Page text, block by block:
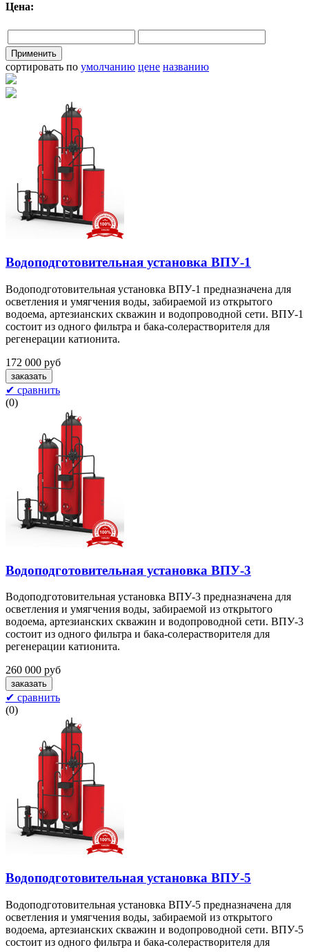
Цена:
сортировать по умолчанию цене названию
Водоподготовительная установка ВПУ-1
Водоподготовительная установка ВПУ-1 предназначена для
осветления и умягчения воды, забираемой из открытого
водоема, артезианских скважин и водопроводной сети. ВПУ-1
состоит из одного фильтра и бака-солерастворителя для
регенерации катионита.
172 000 руб
✔ сравнить
(0)
Водоподготовительная установка ВПУ-3
Водоподготовительная установка ВПУ-3 предназначена для
осветления и умягчения воды, забираемой из открытого
водоема, артезианских скважин и водопроводной сети. ВПУ-3
состоит из одного фильтра и бака-солерастворителя для
регенерации катионита.
260 000 руб
✔ сравнить
(0)
Водоподготовительная установка ВПУ-5
Водоподготовительная установка ВПУ-5 предназначена для
осветления и умягчения воды, забираемой из открытого
водоема, артезианских скважин и водопроводной сети. ВПУ-5
состоит из одного фильтра и бака-солерастворителя для